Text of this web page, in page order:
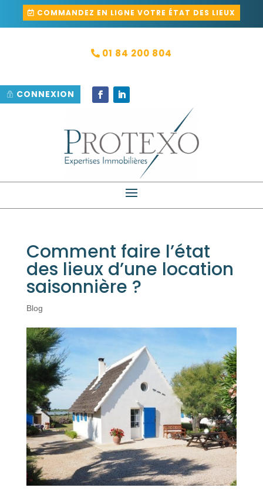
COMMANDEZ EN LIGNE VOTRE ÉTAT DES LIEUX
01 84 200 804
CONNEXION
Comment faire l’état
des lieux d’une location
saisonnière ?
Blog